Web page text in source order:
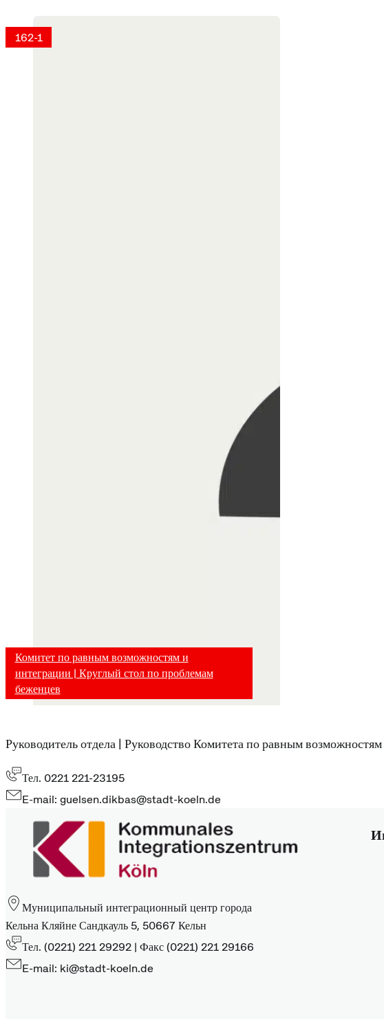
Руководитель отдела | Руководство Комитета по равным
Комитет по равным возможностям и
интеграции | Круглый стол по проблемам
беженцев
162-1
Тел. 0221 221-23195
E-mail: guelsen.dikbas@stadt-koeln.de
Муниципальный интеграционный центр города
Кельна Кляйне Сандкауль 5, 50667 Кельн
Тел. (0221) 221 29292 | Факс (0221) 221 29166
E-mail: ki@stadt-koeln.de